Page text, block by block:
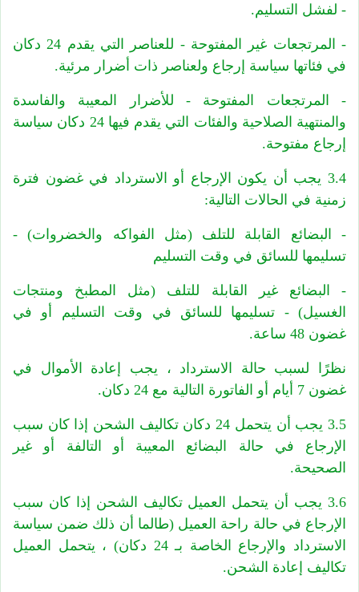
- لفشل التسليم.
- المرتجعات غير المفتوحة - للعناصر التي يقدم 24 دكان
في فئاتها سياسة إرجاع ولعناصر ذات أضرار مرئية.
- المرتجعات المفتوحة - للأضرار المعيبة والفاسدة
والمنتهية الصلاحية والفئات التي يقدم فيها 24 دكان سياسة
إرجاع مفتوحة.
3.4 يجب أن يكون الإرجاع أو الاسترداد في غضون فترة
زمنية في الحالات التالية:
- البضائع القابلة للتلف (مثل الفواكه والخضروات) -
تسليمها للسائق في وقت التسليم
- البضائع غير القابلة للتلف (مثل المطبخ ومنتجات
الغسيل) - تسليمها للسائق في وقت التسليم أو في
غضون 48 ساعة.
نظرًا لسبب حالة الاسترداد ، يجب إعادة الأموال في
غضون 7 أيام أو الفاتورة التالية مع 24 دكان.
3.5 يجب أن يتحمل 24 دكان تكاليف الشحن إذا كان سبب
الإرجاع في حالة البضائع المعيبة أو التالفة أو غير
الصحيحة.
3.6 يجب أن يتحمل العميل تكاليف الشحن إذا كان سبب
الإرجاع في حالة راحة العميل (طالما أن ذلك ضمن سياسة
الاسترداد والإرجاع الخاصة بـ 24 دكان) ، يتحمل العميل
تكاليف إعادة الشحن.